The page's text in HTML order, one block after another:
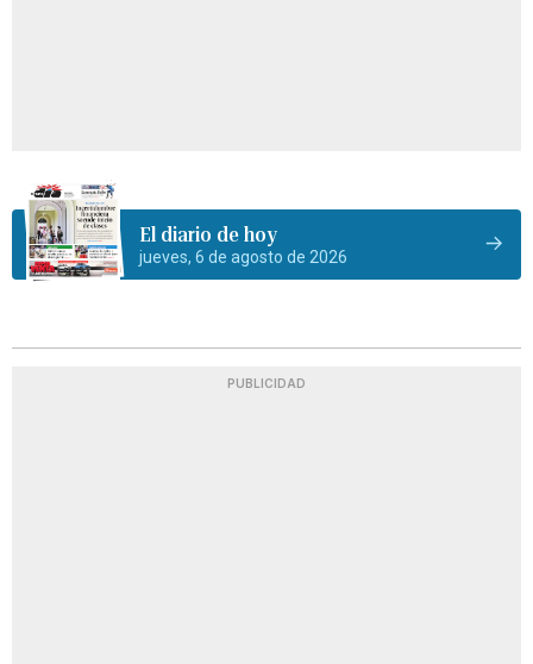
El diario de hoy
jueves, 6 de agosto de 2026
PUBLICIDAD